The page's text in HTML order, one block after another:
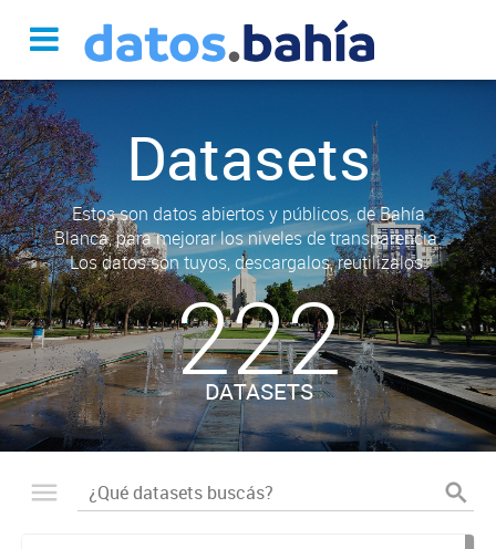
Datasets
Estos son datos abiertos y públicos, de Bahía
Blanca, para mejorar los niveles de transparencia.
Los datos son tuyos, descargalos, reutilizalos.
222
DATASETS